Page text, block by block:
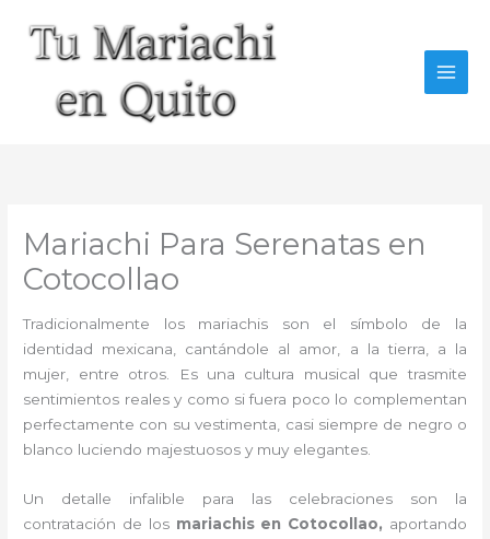
contenido
Mariachi Para Serenatas en
Cotocollao
Tradicionalmente los mariachis son el símbolo de la
identidad mexicana, cantándole al amor, a la tierra, a la
mujer, entre otros. Es una cultura musical que trasmite
sentimientos reales y como si fuera poco lo complementan
perfectamente con su vestimenta, casi siempre de negro o
blanco luciendo majestuosos y muy elegantes.
Un detalle infalible para las celebraciones son la
contratación de losmariachis en Cotocollao, aportando